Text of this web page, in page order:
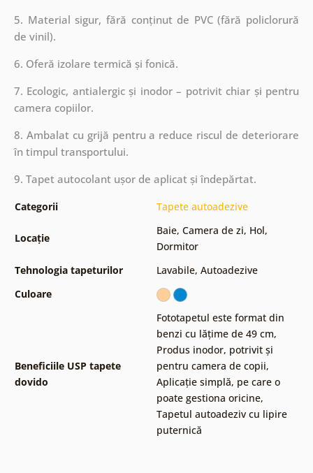
5. Material sigur, fără conținut de PVC (fără policlorură
de vinil).
6. Oferă izolare termică și fonică.
7. Ecologic, antialergic și inodor – potrivit chiar și pentru
camera copiilor.
8. Ambalat cu grijă pentru a reduce riscul de deteriorare
în timpul transportului.
9. Tapet autocolant ușor de aplicat și îndepărtat.
Categorii Tapete autoadezive
Locație
Baie, Camera de zi, Hol,
Dormitor
Tehnologia tapeturilor
Lavabile, Autoadezive
Culoare
Beneficiile USP tapete
dovido
Fototapetul este format din
benzi cu lățime de 49 cm,
Produs inodor, potrivit și
pentru camera de copii,
Aplicație simplă, pe care o
poate gestiona oricine,
Tapetul autoadeziv cu lipire
puternică